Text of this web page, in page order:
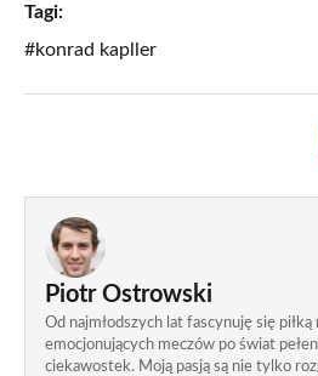
Tagi:
#konrad kapller
Piotr Ostrowski
Od najmłodszych lat fascynuję się piłką
emocjonujących meczów po świat
ciekawostek. Moją pasją są nie tylko